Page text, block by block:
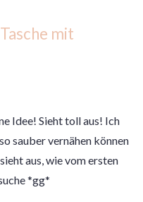
mit
Idee! Sieht toll aus! Ich
sauber vernähen können
aus, wie vom ersten
*gg*